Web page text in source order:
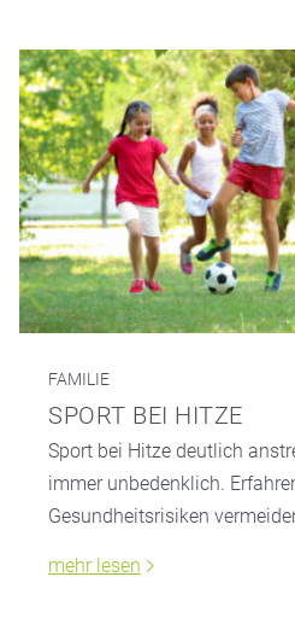
FAMILIE
SPORT BEI HITZE
Sport bei Hitze deutlich
immer unbedenklich.
Gesundheitsrisiken
mehr lesen